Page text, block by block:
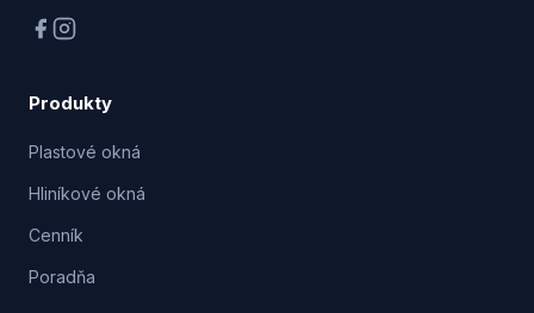
Produkty
Plastové okná
Hliníkové okná
Cenník
Poradňa